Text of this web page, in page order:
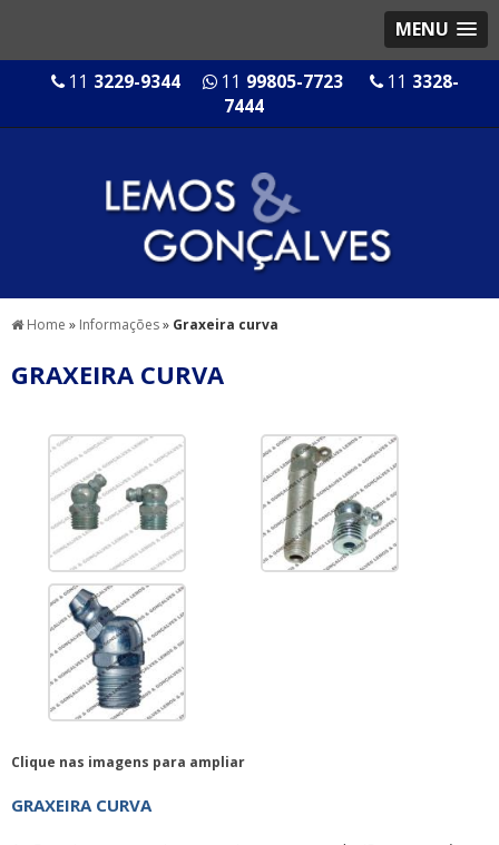
MENU
11 3229-9344 11 99805-7723 11 3328-
7444
Home » Informações» Graxeira curva
GRAXEIRA CURVA
Clique nas imagens para ampliar
GRAXEIRA CURVA